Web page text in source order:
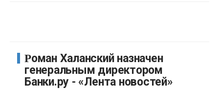
Роман Халанский назначен
генеральным директором
Банки.ру - «Лента новостей»